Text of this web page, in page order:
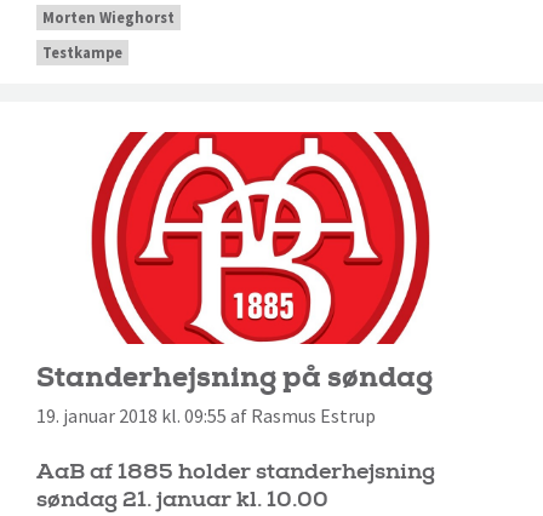
Morten Wieghorst
Testkampe
Standerhejsning på søndag
19. januar 2018 kl. 09:55 af Rasmus Estrup
AaB af 1885 holder standerhejsning
søndag 21. januar kl. 10.00